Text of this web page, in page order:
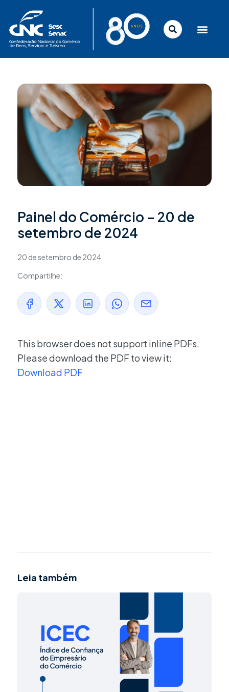
conteúdo
Painel do Comércio – 20 de
setembro de 2024
20 de setembro de 2024
Compartilhe:
This browser does not support inline PDFs.
Please download the PDF to view it:
Download PDF
Leia também